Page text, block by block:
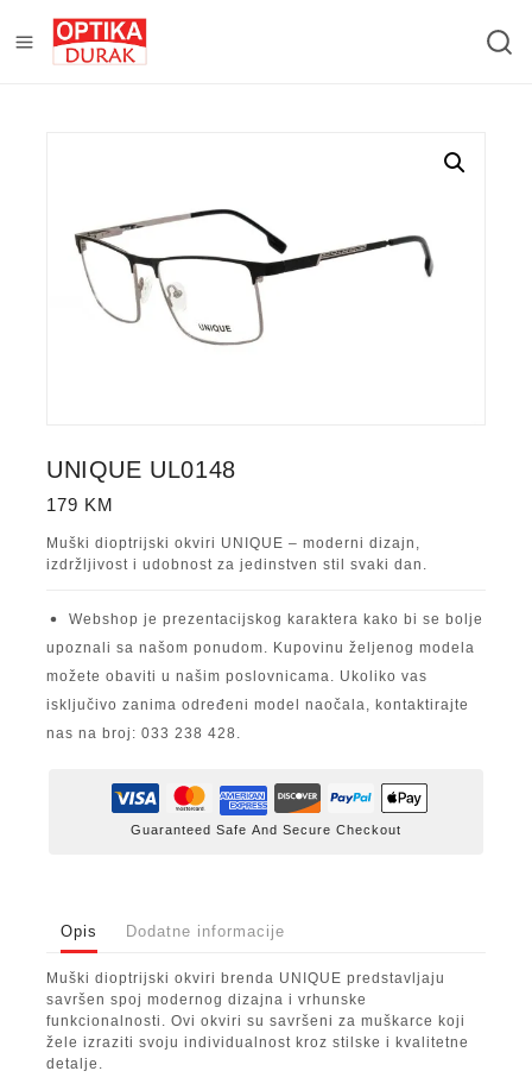
UNIQUE UL0148
179 KM
Muški dioptrijski okviri UNIQUE – moderni dizajn,
izdržljivost i udobnost za jedinstven stil svaki dan.
Webshop je prezentacijskog karaktera kako bi se bolje
upoznali sa našom ponudom. Kupovinu željenog modela
možete obaviti u našim poslovnicama. Ukoliko vas
isključivo zanima određeni model naočala, kontaktirajte
nas na broj: 033 238 428.
Guaranteed Safe And Secure Checkout
Opis Dodatne informacije
Muški dioptrijski okviri brenda UNIQUE predstavljaju
savršen spoj modernog dizajna i vrhunske
funkcionalnosti. Ovi okviri su savršeni za muškarce koji
žele izraziti svoju individualnost kroz stilske i kvalitetne
detalje.